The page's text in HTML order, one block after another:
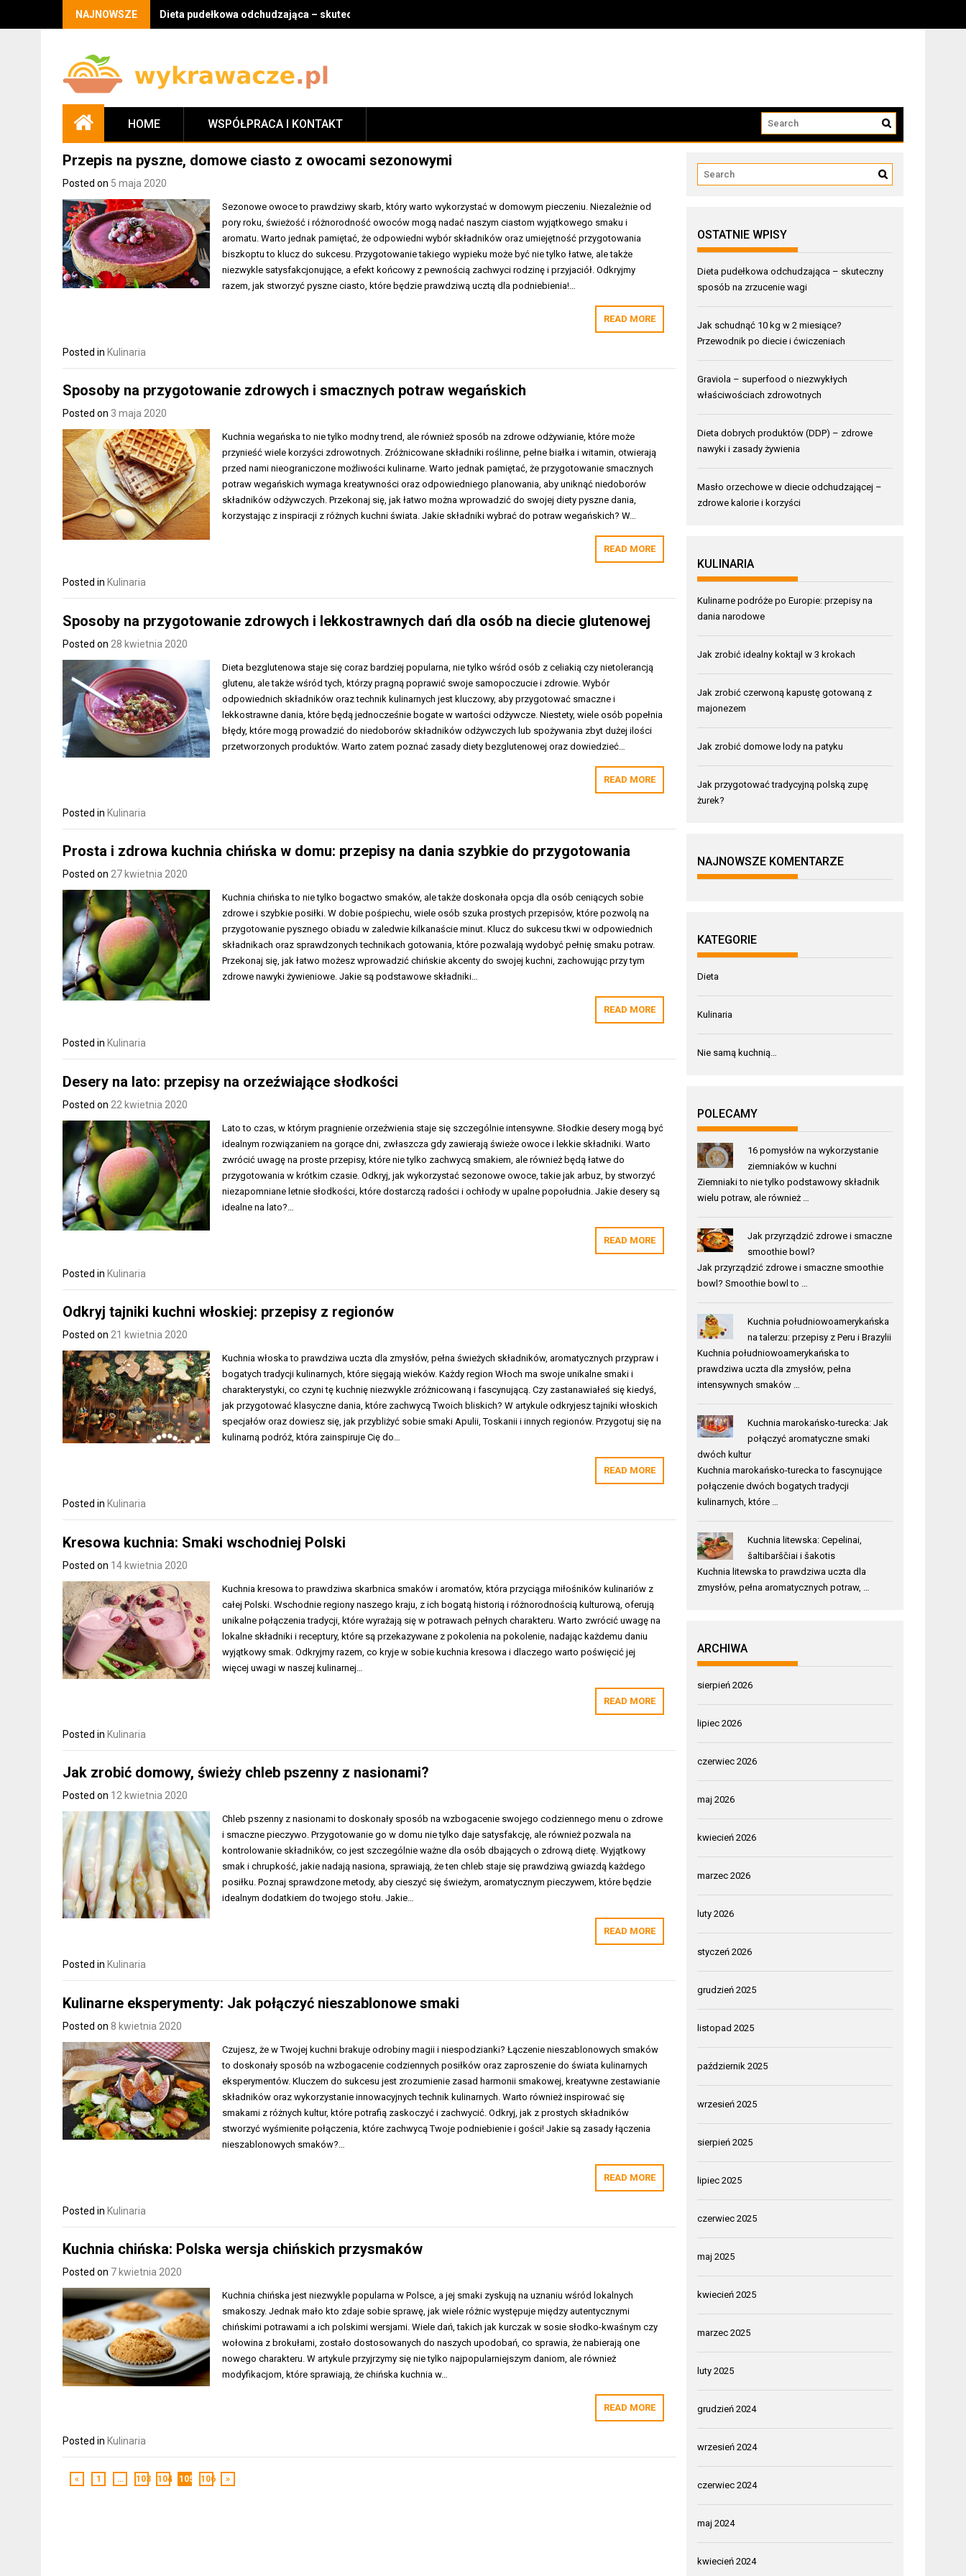
NAJNOWSZE Dieta pudełkowa odchudzająca – skuteczny sposób na zrzucenie wagi
HOME WSPÓŁPRACA I KONTAKT
Przepis na pyszne, domowe ciasto z owocami sezonowymi
Posted on 5 maja 2020
Sezonowe owoce to prawdziwy skarb, który warto wykorzystać w domowym pieczeniu. Niezależnie od
pory roku, świeżość i różnorodność owoców mogą nadać naszym ciastom wyjątkowego smaku i
aromatu. Warto jednak pamiętać, że odpowiedni wybór składników oraz umiejętność przygotowania
biszkoptu to klucz do sukcesu. Przygotowanie takiego wypieku może być nie tylko łatwe, ale także
niezwykle satysfakcjonujące, a efekt końcowy z pewnością zachwyci rodzinę i przyjaciół. Odkryjmy
razem, jak stworzyć pyszne ciasto, które będzie prawdziwą ucztą dla podniebienia!…
READ MORE
Posted in Kulinaria
Sposoby na przygotowanie zdrowych i smacznych potraw wegańskich
Posted on 3 maja 2020
Kuchnia wegańska to nie tylko modny trend, ale również sposób na zdrowe odżywianie, które może
przynieść wiele korzyści zdrowotnych. Zróżnicowane składniki roślinne, pełne białka i witamin, otwierają
przed nami nieograniczone możliwości kulinarne. Warto jednak pamiętać, że przygotowanie smacznych
potraw wegańskich wymaga kreatywności oraz odpowiedniego planowania, aby uniknąć niedoborów
składników odżywczych. Przekonaj się, jak łatwo można wprowadzić do swojej diety pyszne dania,
korzystając z inspiracji z różnych kuchni świata. Jakie składniki wybrać do potraw wegańskich? W…
READ MORE
Posted in Kulinaria
Sposoby na przygotowanie zdrowych i lekkostrawnych dań dla osób na diecie glutenowej
Posted on 28 kwietnia 2020
Dieta bezglutenowa staje się coraz bardziej popularna, nie tylko wśród osób z celiakią czy nietolerancją
glutenu, ale także wśród tych, którzy pragną poprawić swoje samopoczucie i zdrowie. Wybór
odpowiednich składników oraz technik kulinarnych jest kluczowy, aby przygotować smaczne i
lekkostrawne dania, które będą jednocześnie bogate w wartości odżywcze. Niestety, wiele osób popełnia
błędy, które mogą prowadzić do niedoborów składników odżywczych lub spożywania zbyt dużej ilości
przetworzonych produktów. Warto zatem poznać zasady diety bezglutenowej oraz dowiedzieć…
READ MORE
Posted in Kulinaria
Prosta i zdrowa kuchnia chińska w domu: przepisy na dania szybkie do przygotowania
Posted on 27 kwietnia 2020
Kuchnia chińska to nie tylko bogactwo smaków, ale także doskonała opcja dla osób ceniących sobie
zdrowe i szybkie posiłki. W dobie pośpiechu, wiele osób szuka prostych przepisów, które pozwolą na
przygotowanie pysznego obiadu w zaledwie kilkanaście minut. Klucz do sukcesu tkwi w odpowiednich
składnikach oraz sprawdzonych technikach gotowania, które pozwalają wydobyć pełnię smaku potraw.
Przekonaj się, jak łatwo możesz wprowadzić chińskie akcenty do swojej kuchni, zachowując przy tym
zdrowe nawyki żywieniowe. Jakie są podstawowe składniki…
READ MORE
Posted in Kulinaria
Desery na lato: przepisy na orzeźwiające słodkości
Posted on 22 kwietnia 2020
Lato to czas, w którym pragnienie orzeźwienia staje się szczególnie intensywne. Słodkie desery mogą być
idealnym rozwiązaniem na gorące dni, zwłaszcza gdy zawierają świeże owoce i lekkie składniki. Warto
zwrócić uwagę na proste przepisy, które nie tylko zachwycą smakiem, ale również będą łatwe do
przygotowania w krótkim czasie. Odkryj, jak wykorzystać sezonowe owoce, takie jak arbuz, by stworzyć
niezapomniane letnie słodkości, które dostarczą radości i ochłody w upalne popołudnia. Jakie desery są
idealne na lato?…
READ MORE
Posted in Kulinaria
Odkryj tajniki kuchni włoskiej: przepisy z regionów
Posted on 21 kwietnia 2020
Kuchnia włoska to prawdziwa uczta dla zmysłów, pełna świeżych składników, aromatycznych przypraw i
bogatych tradycji kulinarnych, które sięgają wieków. Każdy region Włoch ma swoje unikalne smaki i
charakterystyki, co czyni tę kuchnię niezwykle zróżnicowaną i fascynującą. Czy zastanawiałeś się kiedyś,
jak przygotować klasyczne dania, które zachwycą Twoich bliskich? W artykule odkryjesz tajniki włoskich
specjałów oraz dowiesz się, jak przybliżyć sobie smaki Apulii, Toskanii i innych regionów. Przygotuj się na
kulinarną podróż, która zainspiruje Cię do…
READ MORE
Posted in Kulinaria
Kresowa kuchnia: Smaki wschodniej Polski
Posted on 14 kwietnia 2020
Kuchnia kresowa to prawdziwa skarbnica smaków i aromatów, która przyciąga miłośników kulinariów z
całej Polski. Wschodnie regiony naszego kraju, z ich bogatą historią i różnorodnością kulturową, oferują
unikalne połączenia tradycji, które wyrażają się w potrawach pełnych charakteru. Warto zwrócić uwagę na
lokalne składniki i receptury, które są przekazywane z pokolenia na pokolenie, nadając każdemu daniu
wyjątkowy smak. Odkryjmy razem, co kryje w sobie kuchnia kresowa i dlaczego warto poświęcić jej
więcej uwagi w naszej kulinarnej…
READ MORE
Posted in Kulinaria
Jak zrobić domowy, świeży chleb pszenny z nasionami?
Posted on 12 kwietnia 2020
Chleb pszenny z nasionami to doskonały sposób na wzbogacenie swojego codziennego menu o zdrowe
i smaczne pieczywo. Przygotowanie go w domu nie tylko daje satysfakcję, ale również pozwala na
kontrolowanie składników, co jest szczególnie ważne dla osób dbających o zdrową dietę. Wyjątkowy
smak i chrupkość, jakie nadają nasiona, sprawiają, że ten chleb staje się prawdziwą gwiazdą każdego
posiłku. Poznaj sprawdzone metody, aby cieszyć się świeżym, aromatycznym pieczywem, które będzie
idealnym dodatkiem do twojego stołu. Jakie…
READ MORE
Posted in Kulinaria
Kulinarne eksperymenty: Jak połączyć nieszablonowe smaki
Posted on 8 kwietnia 2020
Czujesz, że w Twojej kuchni brakuje odrobiny magii i niespodzianki? Łączenie nieszablonowych smaków
to doskonały sposób na wzbogacenie codziennych posiłków oraz zaproszenie do świata kulinarnych
eksperymentów. Kluczem do sukcesu jest zrozumienie zasad harmonii smakowej, kreatywne zestawianie
składników oraz wykorzystanie innowacyjnych technik kulinarnych. Warto również inspirować się
smakami z różnych kultur, które potrafią zaskoczyć i zachwycić. Odkryj, jak z prostych składników
stworzyć wyśmienite połączenia, które zachwycą Twoje podniebienie i gości! Jakie są zasady łączenia
nieszablonowych smaków?…
READ MORE
Posted in Kulinaria
Kuchnia chińska: Polska wersja chińskich przysmaków
Posted on 7 kwietnia 2020
Kuchnia chińska jest niezwykle popularna w Polsce, a jej smaki zyskują na uznaniu wśród lokalnych
smakoszy. Jednak mało kto zdaje sobie sprawę, jak wiele różnic występuje między autentycznymi
chińskimi potrawami a ich polskimi wersjami. Wiele dań, takich jak kurczak w sosie słodko-kwaśnym czy
wołowina z brokułami, zostało dostosowanych do naszych upodobań, co sprawia, że nabierają one
nowego charakteru. W artykule przyjrzymy się nie tylko najpopularniejszym daniom, ale również
modyfikacjom, które sprawiają, że chińska kuchnia w…
READ MORE
Posted in Kulinaria
« 1 … 103 104 105 106 »
OSTATNIE WPISY
Dieta pudełkowa odchudzająca – skuteczny
sposób na zrzucenie wagi
Jak schudnąć 10 kg w 2 miesiące?
Przewodnik po diecie i ćwiczeniach
Graviola – superfood o niezwykłych
właściwościach zdrowotnych
Dieta dobrych produktów (DDP) – zdrowe
nawyki i zasady żywienia
Masło orzechowe w diecie odchudzającej –
zdrowe kalorie i korzyści
KULINARIA
Kulinarne podróże po Europie: przepisy na
dania narodowe
Jak zrobić idealny koktajl w 3 krokach
Jak zrobić czerwoną kapustę gotowaną z
majonezem
Jak zrobić domowe lody na patyku
Jak przygotować tradycyjną polską zupę
żurek?
NAJNOWSZE KOMENTARZE
KATEGORIE
Dieta
Kulinaria
Nie samą kuchnią…
POLECAMY
16 pomysłów na wykorzystanie
ziemniaków w kuchni
Ziemniaki to nie tylko podstawowy składnik
wielu potraw, ale również …
Jak przyrządzić zdrowe i smaczne
smoothie bowl?
Jak przyrządzić zdrowe i smaczne smoothie
bowl? Smoothie bowl to …
Kuchnia południowoamerykańska
na talerzu: przepisy z Peru i Brazylii
Kuchnia południowoamerykańska to
prawdziwa uczta dla zmysłów, pełna
intensywnych smaków …
Kuchnia marokańsko-turecka: Jak
połączyć aromatyczne smaki
dwóch kultur
Kuchnia marokańsko-turecka to fascynujące
połączenie dwóch bogatych tradycji
kulinarnych, które …
Kuchnia litewska: Cepelinai,
šaltibarščiai i šakotis
Kuchnia litewska to prawdziwa uczta dla
zmysłów, pełna aromatycznych potraw, …
ARCHIWA
sierpień 2026
lipiec 2026
czerwiec 2026
maj 2026
kwiecień 2026
marzec 2026
luty 2026
styczeń 2026
grudzień 2025
listopad 2025
październik 2025
wrzesień 2025
sierpień 2025
lipiec 2025
czerwiec 2025
maj 2025
kwiecień 2025
marzec 2025
luty 2025
grudzień 2024
wrzesień 2024
czerwiec 2024
maj 2024
kwiecień 2024